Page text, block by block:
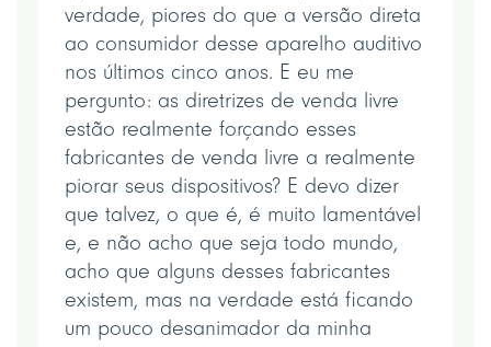
verdade, piores do que a versão direta
ao consumidor desse aparelho auditivo
nos últimos cinco anos. E eu me
pergunto: as diretrizes de venda livre
estão realmente forçando esses
fabricantes de venda livre a realmente
piorar seus dispositivos? E devo dizer
que talvez, o que é, é muito lamentável
e, e não acho que seja todo mundo,
acho que alguns desses fabricantes
existem, mas na verdade está ficando
um pouco desanimador da minha